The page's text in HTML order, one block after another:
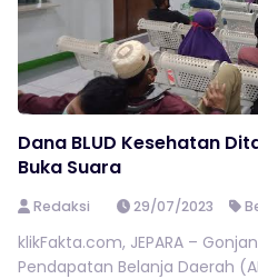
Dana BLUD Kesehatan
Buka Suara
Redaksi 29/07/2023
klikFakta.com, JEPARA –
Pendapatan Belanja Daerah